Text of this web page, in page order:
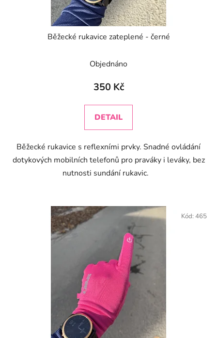
Běžecké rukavice zateplené - černé
Objednáno
350 Kč
DETAIL
Běžecké rukavice s reflexními prvky. Snadné ovládání
dotykových mobilních telefonů pro praváky i leváky, bez
nutnosti sundání rukavic.
Kód: 465